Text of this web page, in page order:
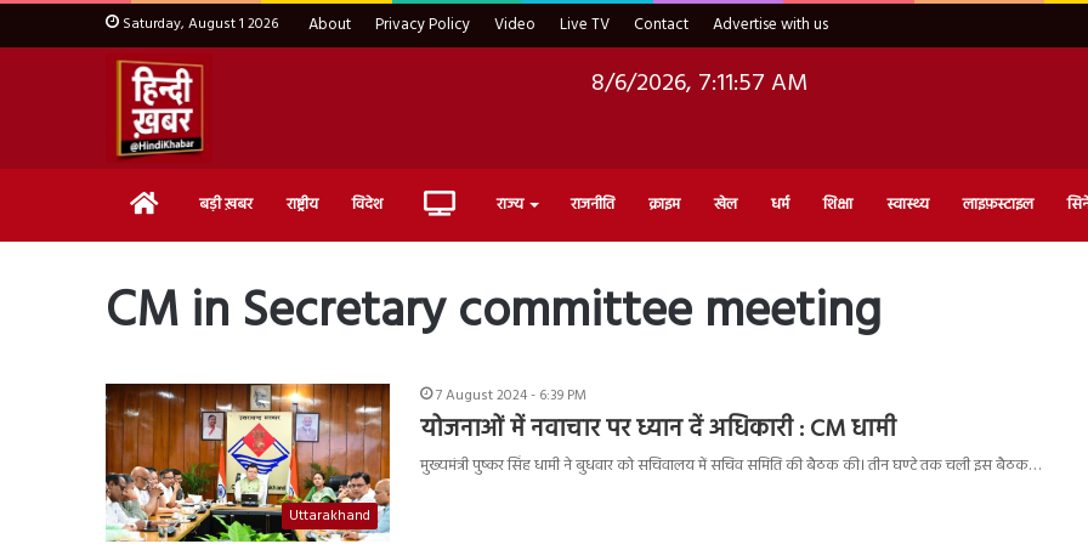
Saturday, August 1 2026 About Privacy Policy Video Live TV Contact Advertise with us
8/6/2026, 7:11:58 AM
Home बड़ी ख़बर राष्ट्रीय विदेश Live राज्य राजनीति क्राइम खेल धर्म शिक्षा स्वास्थ्य लाइफ़स्टाइल
CM in Secretary committee meeting
Uttarakhand
7 August 2024 - 6:39 PM
योजनाओं में नवाचार पर ध्यान दें अधिकारी : CM धामी
मुख्यमंत्री पुष्कर सिंह धामी ने बुधवार को सचिवालय में सचिव समिति की बैठक की। तीन घण्टे तक चली इस बैठक…